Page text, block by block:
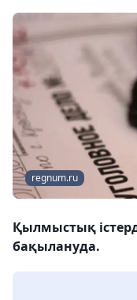
regnum.ru
Қылмыстық
бақылануда.